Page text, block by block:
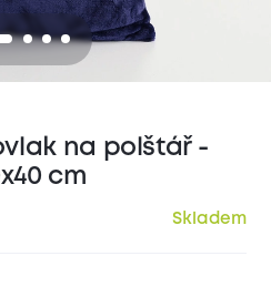
na polštář -
cm
Skladem